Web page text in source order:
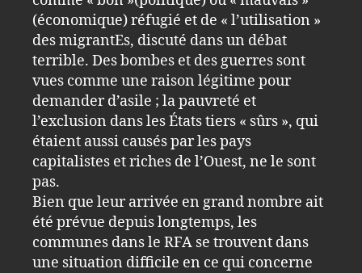
(économique) réfugié et de « l’utilisation »
des migrantEs, discuté dans un débat
terrible. Des bombes et des guerres sont
vues comme une raison légitime pour
demander d’asile ; la pauvreté et
l’exclusion dans les États tiers « sûrs », qui
étaient aussi causés par les pays
capitalistes et riches de l’Ouest, ne le sont
pas.
Bien que leur arrivée en grand nombre ait
été prévue depuis longtemps, les
communes dans le RFA se trouvent dans
une situation difficile en ce qui concerne